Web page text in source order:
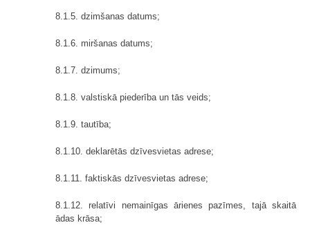
8.1.5. dzimšanas datums;
8.1.6. miršanas datums;
8.1.7. dzimums;
8.1.8. valstiskā piederība un tās veids;
8.1.9. tautība;
8.1.10. deklarētās dzīvesvietas adrese;
8.1.11. faktiskās dzīvesvietas adrese;
8.1.12. relatīvi nemainīgas ārienes pazīmes, tajā skaitā
ādas krāsa;